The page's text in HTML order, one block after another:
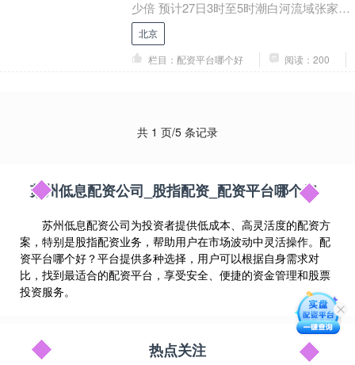
少倍 预计27日3时至5时潮白河流域张家坟
断面流量将达3000立方米每秒达到红....
北京
栏目：配资平台哪个好
阅读：200
共 1 页/5 条记录
苏州低息配资公司_股指配资_配资平台哪个好
苏州低息配资公司为投资者提供低成本、高灵活度的配资方
案，特别是股指配资业务，帮助用户在市场波动中灵活操作。配
资平台哪个好？平台提供多种选择，用户可以根据自身需求对
比，找到最适合的配资平台，享受安全、便捷的资金管理和股票
投资服务。
热点关注